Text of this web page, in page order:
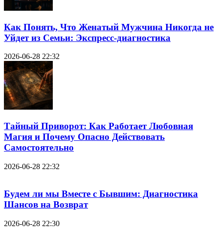
Как Понять, Что Женатый Мужчина Никогда не
Уйдет из Семьи: Экспресс-диагностика
2026-06-28 22:32
Тайный Приворот: Как Работает Любовная
Магия и Почему Опасно Действовать
Самостоятельно
2026-06-28 22:32
Будем ли мы Вместе с Бывшим: Диагностика
Шансов на Возврат
2026-06-28 22:30